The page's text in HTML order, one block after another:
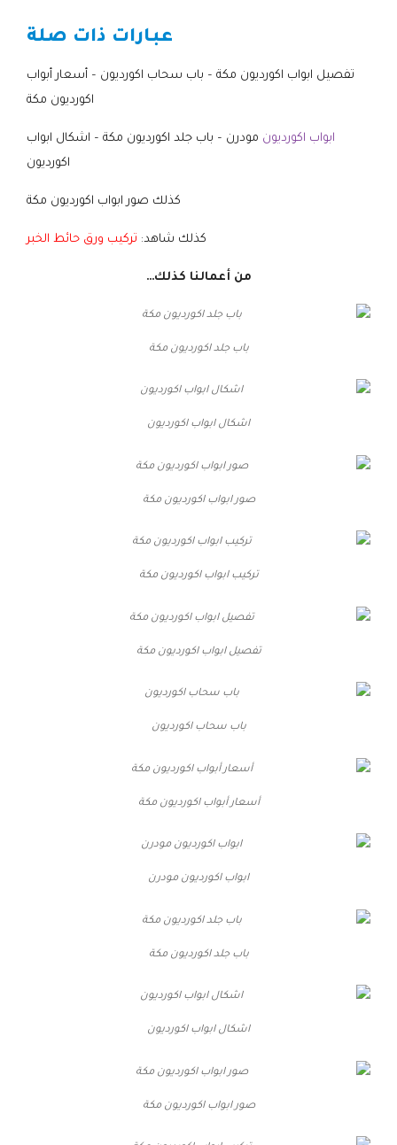
عبارات ذات صلة
تفصيل ابواب اكورديون مكة – باب سحاب اكورديون – أسعار أبواب
اكورديون مكة
ابواب اكورديون مودرن – باب جلد اكورديون مكة – اشكال ابواب
اكورديون
كذلك صور ابواب اكورديون مكة
كذلك شاهد: تركيب ورق حائط الخبر
من أعمالنا كذلك…
باب جلد اكورديون مكة
اشكال ابواب اكورديون
صور ابواب اكورديون مكة
تركيب ابواب اكورديون مكة
تفصيل ابواب اكورديون مكة
باب سحاب اكورديون
أسعار أبواب اكورديون مكة
ابواب اكورديون مودرن
باب جلد اكورديون مكة
اشكال ابواب اكورديون
صور ابواب اكورديون مكة